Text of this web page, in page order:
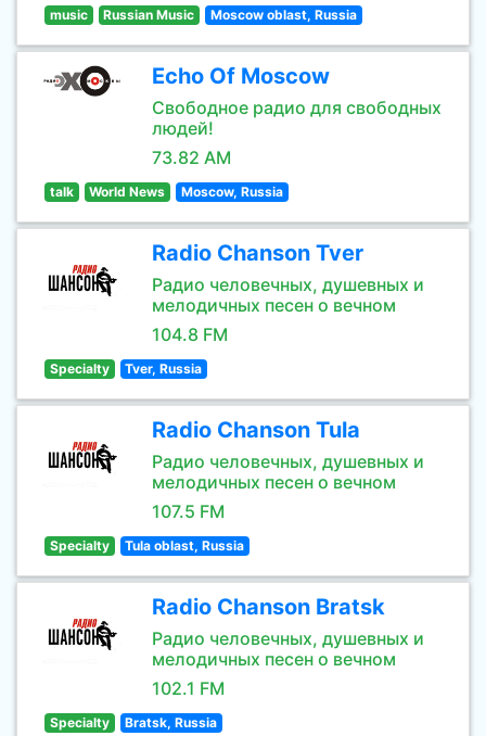
music Russian Music Moscow oblast, Russia
Echo Of Moscow
Свободное радио для свободных
людей!
73.82 AM
talk World News Moscow, Russia
Radio Chanson Tver
Радио человечных, душевных и
мелодичных песен о вечном
104.8 FM
Specialty Tver, Russia
Radio Chanson Tula
Радио человечных, душевных и
мелодичных песен о вечном
107.5 FM
Specialty Tula oblast, Russia
Radio Chanson Bratsk
Радио человечных, душевных и
мелодичных песен о вечном
102.1 FM
Specialty Bratsk, Russia